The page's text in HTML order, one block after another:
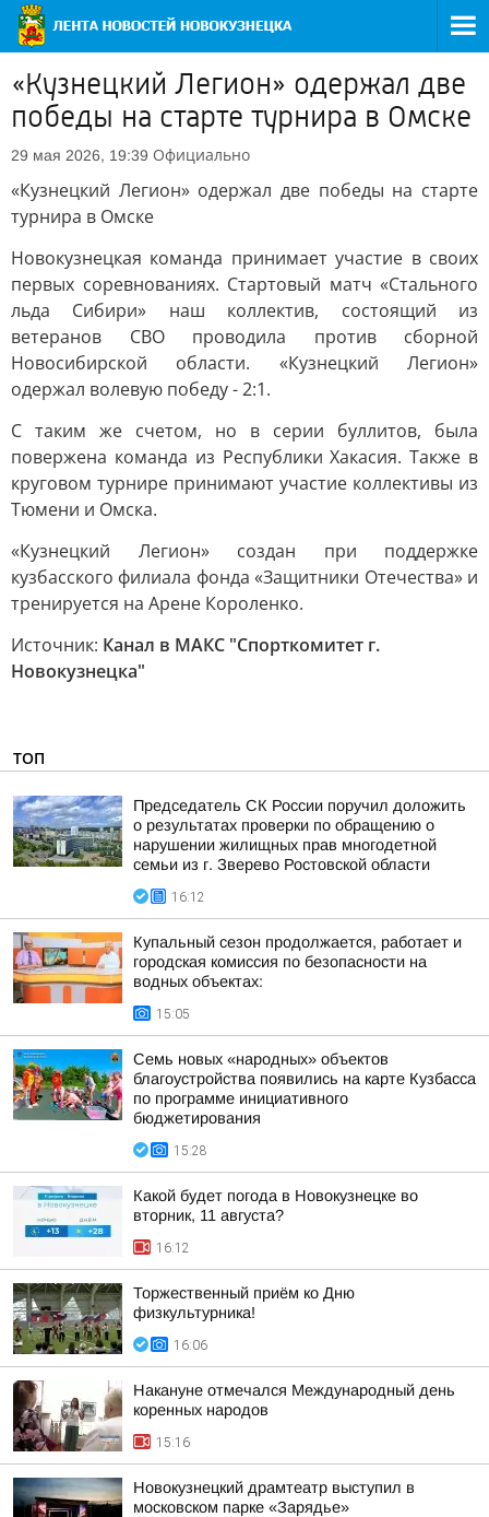
«Кузнецкий Легион» одержал две
победы на старте турнира в Омске
29 мая 2026, 19:39 Официально
«Кузнецкий Легион» одержал две победы на старте
турнира в Омске
Новокузнецкая команда принимает участие в своих
первых соревнованиях. Стартовый матч «Стального
льда Сибири» наш коллектив, состоящий из
ветеранов СВО проводила против сборной
Новосибирской области. «Кузнецкий Легион»
одержал волевую победу - 2:1.
С таким же счетом, но в серии буллитов, была
повержена команда из Республики Хакасия. Также в
круговом турнире принимают участие коллективы из
Тюмени и Омска.
«Кузнецкий Легион» создан при поддержке
кузбасского филиала фонда «Защитники Отечества» и
тренируется на Арене Короленко.
Источник: Канал в МАКС "Спорткомитет г.
Новокузнецка"
ТОП
Председатель СК России поручил доложить
о результатах проверки по обращению о
нарушении жилищных прав многодетной
семьи из г. Зверево Ростовской области
16:12
Купальный сезон продолжается, работает и
городская комиссия по безопасности на
водных объектах:
15:05
Семь новых «народных» объектов
благоустройства появились на карте Кузбасса
по программе инициативного
бюджетирования
15:28
Какой будет погода в Новокузнецке во
вторник, 11 августа?
16:12
Торжественный приём ко Дню
физкультурника!
16:06
Накануне отмечался Международный день
коренных народов
15:16
Новокузнецкий драмтеатр выступил в
московском парке «Зарядье»